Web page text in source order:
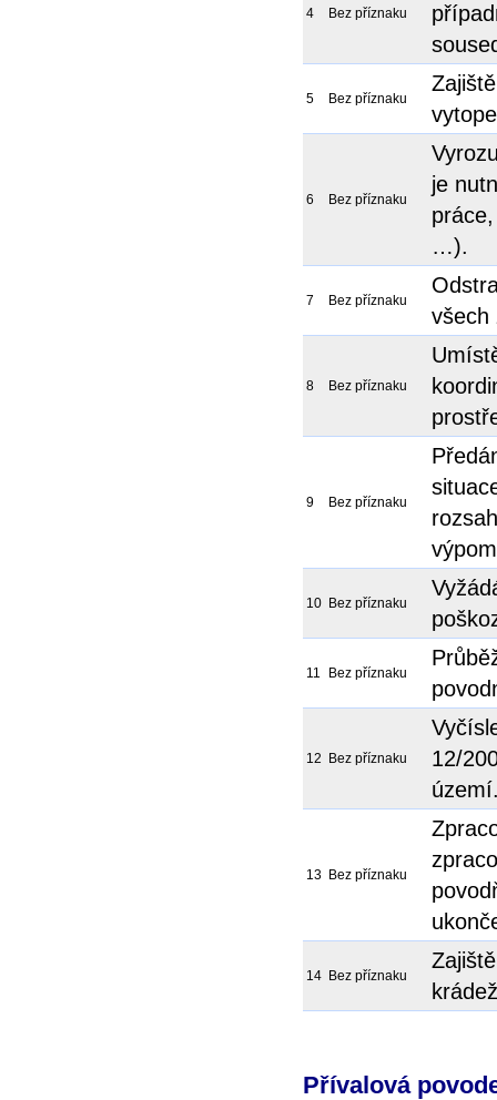
4 Bez příznaku
5 Bez příznaku
6 Bez příznaku
je
…).
7 Bez příznaku
všech
8 Bez příznaku
9 Bez příznaku
10 Bez příznaku
11 Bez příznaku
12 Bez příznaku
12/
13 Bez příznaku
14 Bez příznaku
Přívalová